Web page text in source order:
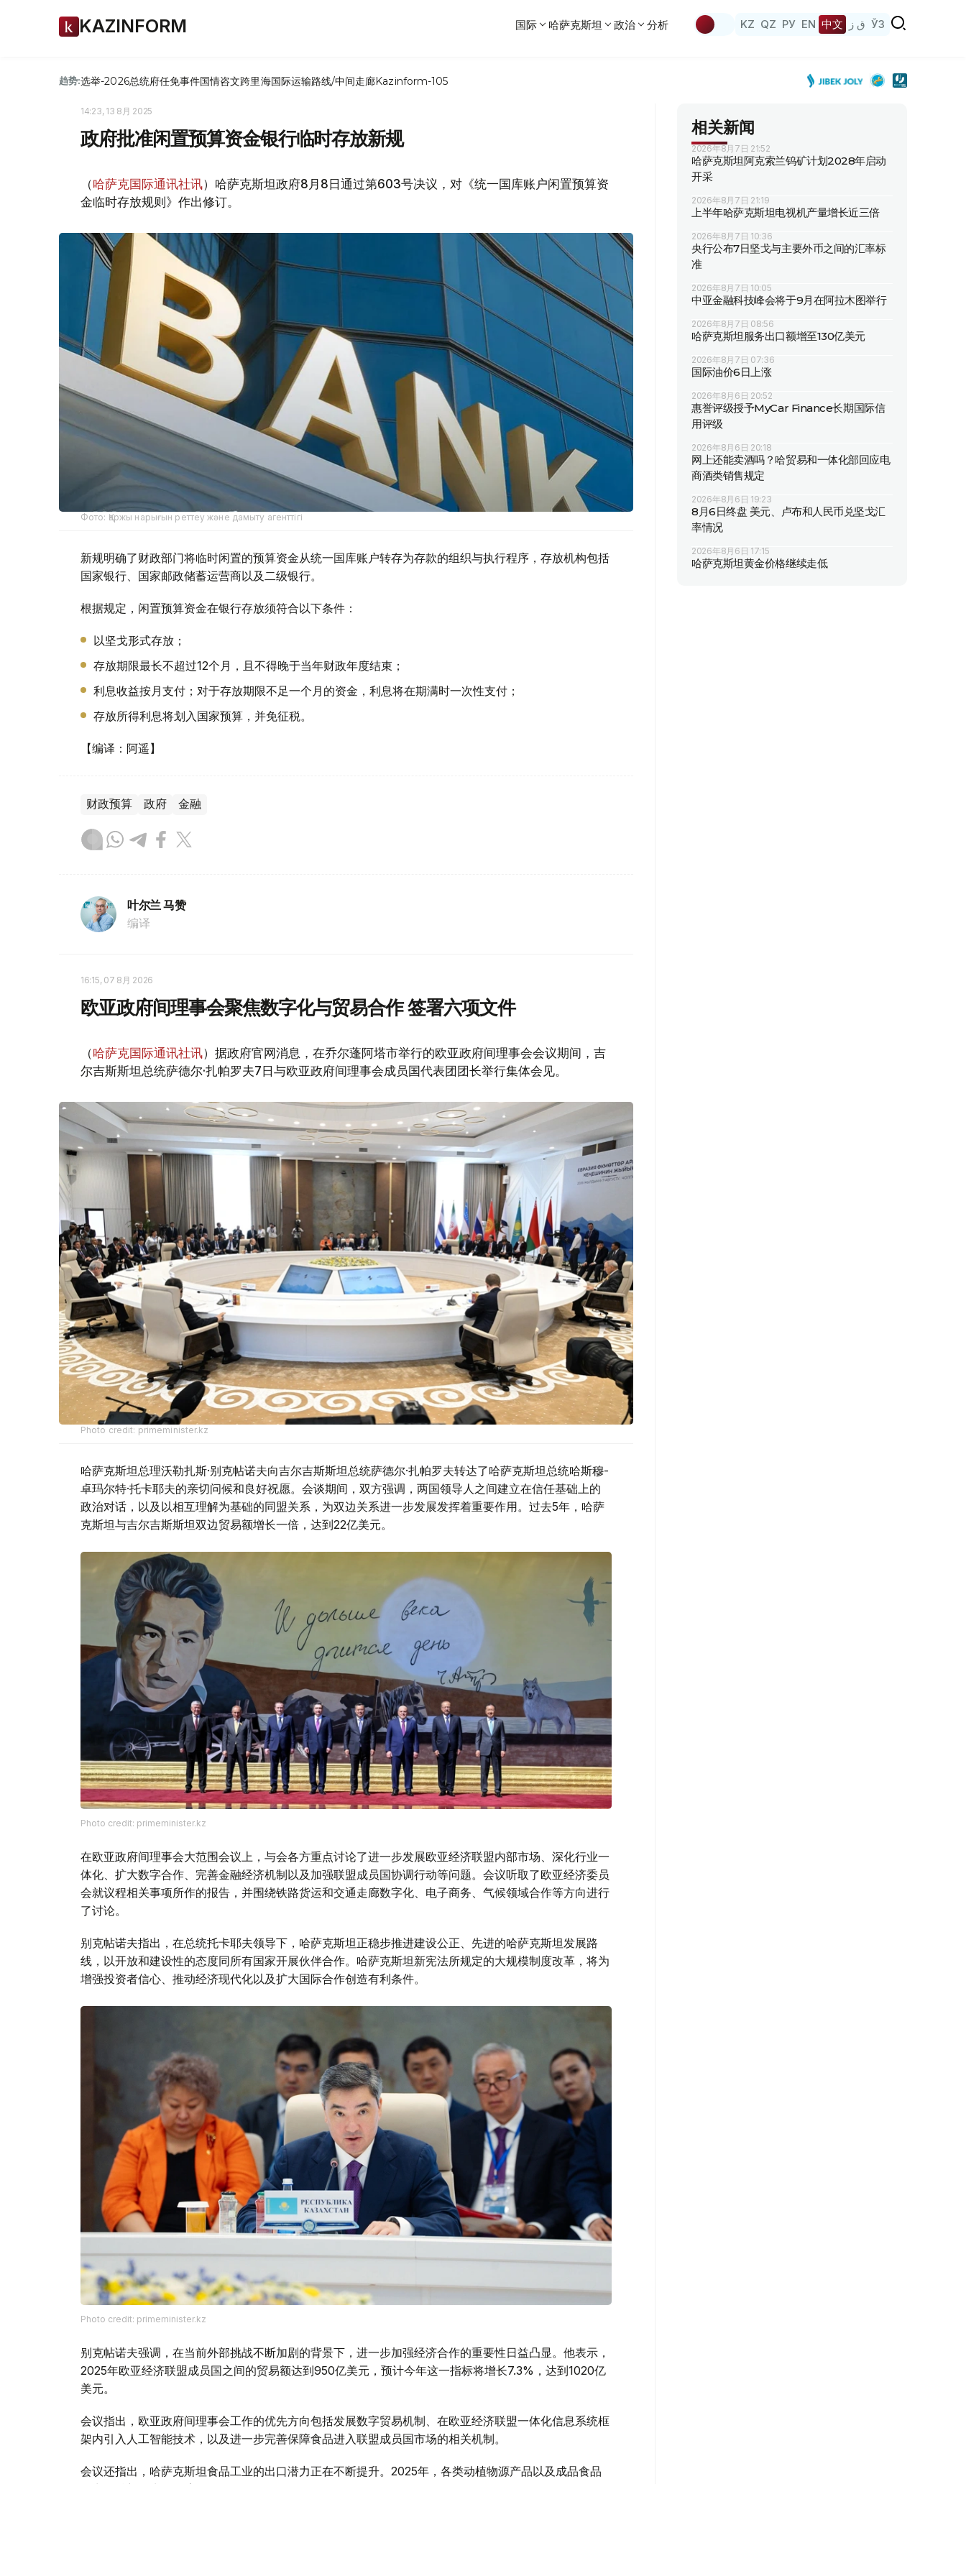
KAZINFORM 国际 哈萨克斯坦 政治 分析 KZ QZ РУ EN 中文 ق ز ЎЗ
趋势:选举-2026总统府任免事件国情咨文跨里海国际运输路线/中间走廊Kazinform-105
14:23, 13 8月 2025
政府批准闲置预算资金银行临时存放新规
（哈萨克国际通讯社讯）哈萨克斯坦政府8月8日通过第603号决议，对《统一国库账户闲置预算资
金临时存放规则》作出修订。
Фото: Қаржы нарығын реттеу және дамыту агенттігі
新规明确了财政部门将临时闲置的预算资金从统一国库账户转存为存款的组织与执行程序，存放机构包括
国家银行、国家邮政储蓄运营商以及二级银行。
根据规定，闲置预算资金在银行存放须符合以下条件：
以坚戈形式存放；
存放期限最长不超过12个月，且不得晚于当年财政年度结束；
利息收益按月支付；对于存放期限不足一个月的资金，利息将在期满时一次性支付；
存放所得利息将划入国家预算，并免征税。
【编译：阿遥】
财政预算 政府 金融
叶尔兰 马赞
编译
16:15, 07 8月 2026
欧亚政府间理事会聚焦数字化与贸易合作 签署六项文件
（哈萨克国际通讯社讯）据政府官网消息，在乔尔蓬阿塔市举行的欧亚政府间理事会会议期间，吉
尔吉斯斯坦总统萨德尔·扎帕罗夫7日与欧亚政府间理事会成员国代表团团长举行集体会见。
Photo credit: primeminister.kz
哈萨克斯坦总理沃勒扎斯·别克帖诺夫向吉尔吉斯斯坦总统萨德尔·扎帕罗夫转达了哈萨克斯坦总统哈斯穆-
卓玛尔特·托卡耶夫的亲切问候和良好祝愿。会谈期间，双方强调，两国领导人之间建立在信任基础上的
政治对话，以及以相互理解为基础的同盟关系，为双边关系进一步发展发挥着重要作用。过去5年，哈萨
克斯坦与吉尔吉斯斯坦双边贸易额增长一倍，达到22亿美元。
Photo credit: primeminister.kz
在欧亚政府间理事会大范围会议上，与会各方重点讨论了进一步发展欧亚经济联盟内部市场、深化行业一
体化、扩大数字合作、完善金融经济机制以及加强联盟成员国协调行动等问题。会议听取了欧亚经济委员
会就议程相关事项所作的报告，并围绕铁路货运和交通走廊数字化、电子商务、气候领域合作等方向进行
了讨论。
别克帖诺夫指出，在总统托卡耶夫领导下，哈萨克斯坦正稳步推进建设公正、先进的哈萨克斯坦发展路
线，以开放和建设性的态度同所有国家开展伙伴合作。哈萨克斯坦新宪法所规定的大规模制度改革，将为
增强投资者信心、推动经济现代化以及扩大国际合作创造有利条件。
Photo credit: primeminister.kz
别克帖诺夫强调，在当前外部挑战不断加剧的背景下，进一步加强经济合作的重要性日益凸显。他表示，
2025年欧亚经济联盟成员国之间的贸易额达到950亿美元，预计今年这一指标将增长7.3%，达到1020亿
美元。
会议指出，欧亚政府间理事会工作的优先方向包括发展数字贸易机制、在欧亚经济联盟一体化信息系统框
架内引入人工智能技术，以及进一步完善保障食品进入联盟成员国市场的相关机制。
会议还指出，哈萨克斯坦食品工业的出口潜力正在不断提升。2025年，各类动植物源产品以及成品食品
相关新闻
2026年8月7日 21:52
哈萨克斯坦阿克索兰钨矿计划2028年启动
开采
2026年8月7日 21:19
上半年哈萨克斯坦电视机产量增长近三倍
2026年8月7日 10:36
央行公布7日坚戈与主要外币之间的汇率标
准
2026年8月7日 10:05
中亚金融科技峰会将于9月在阿拉木图举行
2026年8月7日 08:56
哈萨克斯坦服务出口额增至130亿美元
2026年8月7日 07:36
国际油价6日上涨
2026年8月6日 20:52
惠誉评级授予MyCar Finance长期国际信
用评级
2026年8月6日 20:18
网上还能卖酒吗？哈贸易和一体化部回应电
商酒类销售规定
2026年8月6日 19:23
8月6日终盘 美元、卢布和人民币兑坚戈汇
率情况
2026年8月6日 17:15
哈萨克斯坦黄金价格继续走低